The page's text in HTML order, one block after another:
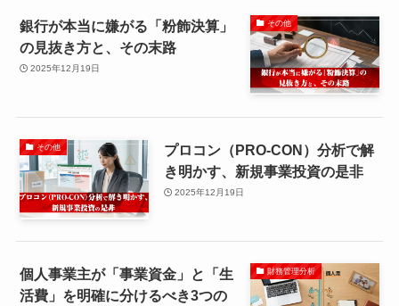
その他
銀行が本当に嫌がる「粉飾決算」
の見抜き方と、その末路
2025年12月19日
その他
プロコン（PRO-CON）分析で解
き明かす、新規事業投資の是非
2025年12月19日
財務管理分析
個人事業主が「事業資金」と「生
活費」を明確に分けるべき3つの